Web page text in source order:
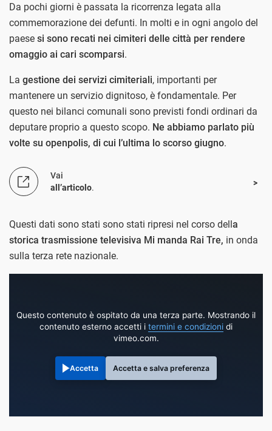
Da pochi giorni è passata la ricorrenza legata alla
commemorazione dei defunti. In molti e in ogni angolo del
paese si sono recati nei cimiteri delle città per rendere
omaggio ai cari scomparsi.
La gestione dei servizi cimiteriali, importanti per
mantenere un servizio dignitoso, è fondamentale. Per
questo nei bilanci comunali sono previsti fondi ordinari da
deputare proprio a questo scopo. Ne abbiamo parlato più
volte su openpolis, di cui l’ultima lo scorso giugno.
Vai
all’articolo.
Questi dati sono stati sono stati ripresi nel corso della
storica trasmissione televisiva Mi manda Rai Tre, in onda
sulla terza rete nazionale.
Questo contenuto è ospitato da una terza parte. Mostrando il
contenuto esterno accetti i termini e condizioni di
vimeo.com.
Accetta Accetta e salva preferenza